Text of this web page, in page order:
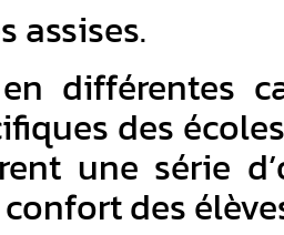
assises.
différentes
des
une série
des